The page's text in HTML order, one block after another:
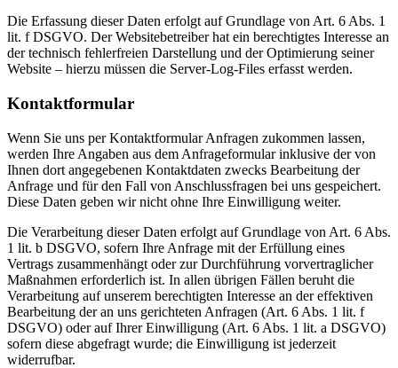
Die Erfassung dieser Daten erfolgt auf Grundlage von Art. 6 Abs. 1
lit. f DSGVO. Der Websitebetreiber hat ein berechtigtes Interesse an
der technisch fehlerfreien Darstellung und der Optimierung seiner
Website – hierzu müssen die Server-Log-Files erfasst werden.
Kontaktformular
Wenn Sie uns per Kontaktformular Anfragen zukommen lassen,
werden Ihre Angaben aus dem Anfrageformular inklusive der von
Ihnen dort angegebenen Kontaktdaten zwecks Bearbeitung der
Anfrage und für den Fall von Anschlussfragen bei uns gespeichert.
Diese Daten geben wir nicht ohne Ihre Einwilligung weiter.
Die Verarbeitung dieser Daten erfolgt auf Grundlage von Art. 6 Abs.
1 lit. b DSGVO, sofern Ihre Anfrage mit der Erfüllung eines
Vertrags zusammenhängt oder zur Durchführung vorvertraglicher
Maßnahmen erforderlich ist. In allen übrigen Fällen beruht die
Verarbeitung auf unserem berechtigten Interesse an der effektiven
Bearbeitung der an uns gerichteten Anfragen (Art. 6 Abs. 1 lit. f
DSGVO) oder auf Ihrer Einwilligung (Art. 6 Abs. 1 lit. a DSGVO)
sofern diese abgefragt wurde; die Einwilligung ist jederzeit
widerrufbar.